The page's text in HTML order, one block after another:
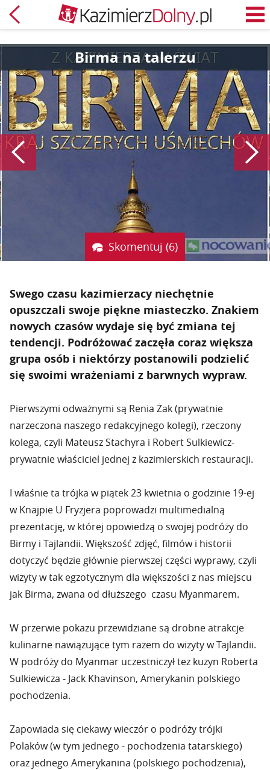
Powrót
Birma na talerzu
Poprzedni
Skomentuj (6)
Swego czasu kazimierzacy niechętnie
opuszczali swoje piękne miasteczko. Znakiem
nowych czasów wydaje się być zmiana tej
tendencji. Podróżować zaczęła coraz większa
grupa osób i niektórzy postanowili podzielić
się swoimi wrażeniami z barwnych wypraw.
Pierwszymi odważnymi są Renia Żak (prywatnie
narzeczona naszego redakcyjnego kolegi), rzeczony
kolega, czyli Mateusz Stachyra i Robert Sulkiewicz-
prywatnie właściciel jednej z kazimierskich restauracji.
I właśnie ta trójka w piątek 23 kwietnia o godzinie 19-ej
w Knajpie U Fryzjera poprowadzi multimedialną
prezentację, w której opowiedzą o swojej podróży do
Birmy i Tajlandii. Większość zdjęć, filmów i historii
dotyczyć będzie głównie pierwszej części wyprawy, czyli
wizyty w tak egzotycznym dla większości z nas miejscu
jak Birma, zwana od dłuższego czasu Myanmarem.
W przerwie pokazu przewidziane są drobne atrakcje
kulinarne nawiązujące tym razem do wizyty w Tajlandii.
W podróży do Myanmar uczestniczył tez kuzyn Roberta
Sulkiewicza - Jack Khavinson, Amerykanin polskiego
pochodzenia.
Zapowiada się ciekawy wieczór o podróży trójki
Polaków (w tym jednego - pochodzenia tatarskiego)
oraz jednego Amerykanina (polskiego pochodzenia),